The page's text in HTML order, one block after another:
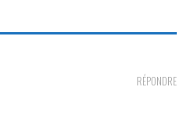
RÉPONDRE